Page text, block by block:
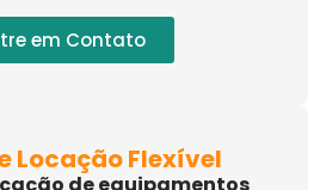
em Contato
Locação Flexível
de equipamentos